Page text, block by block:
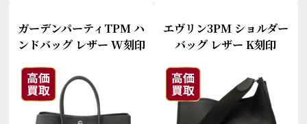
ガーデンパーティTPM ハ
ンドバッグ レザー W刻印
エヴリン3PM ショルダー
バッグ レザー K刻印